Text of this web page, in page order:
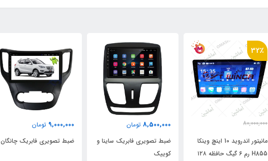
32٪
80,000,000
55,000,000 تومانمانیتور اندروید 10 اینچ وینکا
H855 رم ۶ گیگ حافظه ۱۲۸
8,500,000 تومان
ضبط تصویری فابریک ساینا و
کوییک
9,000,000 تومان
ضبط تصویری فابریک چانگان